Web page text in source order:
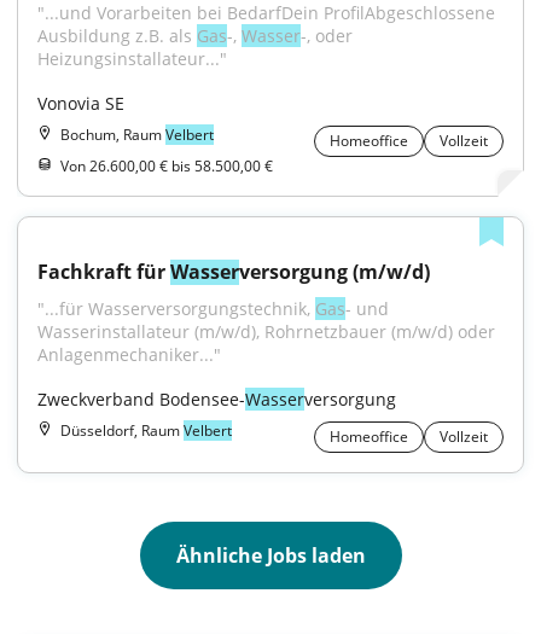
"...und Vorarbeiten bei BedarfDein ProfilAbgeschlossene
Ausbildung z.B. als Gas-, Wasser-, oder
Heizungsinstallateur..."
Vonovia SE
Bochum, RaumVelbert Homeoffice
Vollzeit
Von 26.600,00 € bis 58.500,00 €
Fachkraft für Wasserversorgung (m/w/d)
"...für Wasserversorgungstechnik, Gas- und
Wasserinstallateur (m/w/d), Rohrnetzbauer (m/w/d) oder
Anlagenmechaniker..."
Zweckverband Bodensee-Wasserversorgung
Düsseldorf, RaumVelbert Homeoffice Vollzeit
Ähnliche Jobs laden